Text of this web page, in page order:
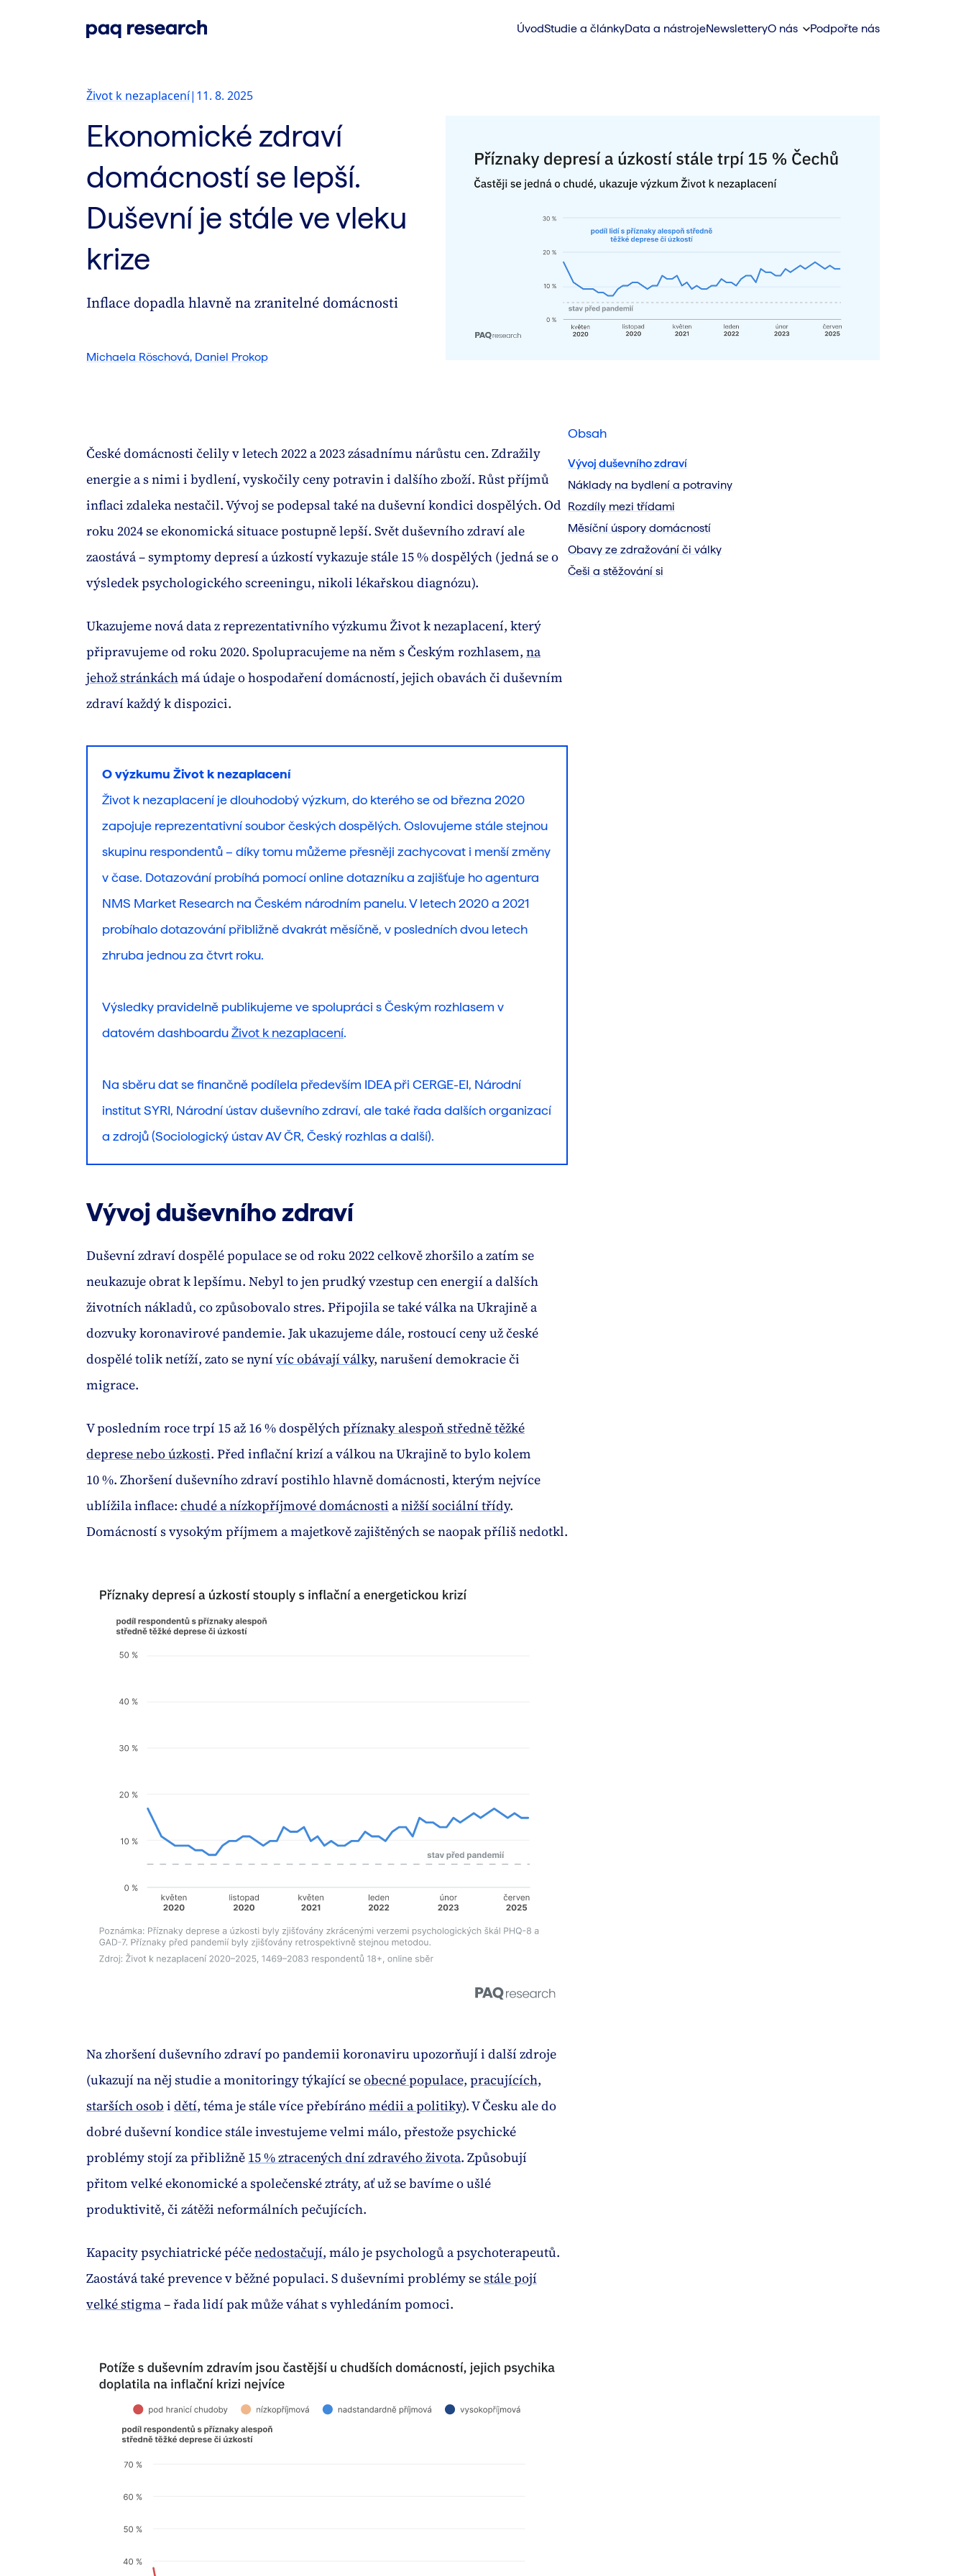
ÚvodStudie a článkyData a nástrojeNewsletteryO nás Podpořte nás
Život k nezaplacení| 11. 8. 2025
Ekonomické zdraví
domácností se lepší.
Duševní je stále ve vleku
krize
Inflace dopadla hlavně na zranitelné domácnosti
Michaela Röschová, Daniel Prokop
České domácnosti čelily v letech 2022 a 2023 zásadnímu nárůstu cen. Zdražily
energie a s nimi i bydlení, vyskočily ceny potravin i dalšího zboží. Růst příjmů
inflaci zdaleka nestačil. Vývoj se podepsal také na duševní kondici dospělých. Od
roku 2024 se ekonomická situace postupně lepší. Svět duševního zdraví ale
zaostává – symptomy depresí a úzkostí vykazuje stále 15 % dospělých (jedná se o
výsledek psychologického screeningu, nikoli lékařskou diagnózu).
Ukazujeme nová data z reprezentativního výzkumu Život k nezaplacení, který
připravujeme od roku 2020. Spolupracujeme na něm s Českým rozhlasem, na
jehož stránkáchmá údaje o hospodaření domácností, jejich obavách či duševním
zdraví každý k dispozici.
O výzkumu Život k nezaplacení
Život k nezaplacení je dlouhodobý výzkum, do kterého se od března 2020
zapojuje reprezentativní soubor českých dospělých. Oslovujeme stále stejnou
skupinu respondentů – díky tomu můžeme přesněji zachycovat i menší změny
v čase. Dotazování probíhá pomocí online dotazníku a zajišťuje ho agentura
NMS Market Research na Českém národním panelu. V letech 2020 a 2021
probíhalo dotazování přibližně dvakrát měsíčně, v posledních dvou letech
zhruba jednou za čtvrt roku.
Výsledky pravidelně publikujeme ve spolupráci s Českým rozhlasem v
datovém dashboarduŽivot k nezaplacení.
Na sběru dat se finančně podílela především IDEA při CERGE-EI, Národní
institut SYRI, Národní ústav duševního zdraví, ale také řada dalších organizací
a zdrojů (Sociologický ústav AV ČR, Český rozhlas a další).
Vývoj duševního zdraví
Duševní zdraví dospělé populace se od roku 2022 celkově zhoršilo a zatím se
neukazuje obrat k lepšímu. Nebyl to jen prudký vzestup cen energií a dalších
životních nákladů, co způsobovalo stres. Připojila se také válka na Ukrajině a
dozvuky koronavirové pandemie. Jak ukazujeme dále, rostoucí ceny už české
dospělé tolik netíží, zato se nyní víc obávají války, narušení demokracie či
migrace.
V posledním roce trpí 15 až 16 % dospělýchpříznaky alespoň středně těžké
deprese nebo úzkosti. Před inflační krizí a válkou na Ukrajině to bylo kolem
10 %. Zhoršení duševního zdraví postihlo hlavně domácnosti, kterým nejvíce
ublížila inflace: chudé a nízkopříjmové domácnosti anižší sociální třídy.
Domácností s vysokým příjmem a majetkově zajištěných se naopak příliš nedotkl.
Na zhoršení duševního zdraví po pandemii koronaviru upozorňují i další zdroje
(ukazují na něj studie a monitoringy týkající seobecné populace, pracujících,
starších osob i dětí, téma je stále více přebíránomédii a politiky). V Česku ale do
dobré duševní kondice stále investujeme velmi málo, přestože psychické
problémy stojí za přibližně 15 % ztracených dní zdravého života. Způsobují
přitom velké ekonomické a společenské ztráty, ať už se bavíme o ušlé
produktivitě, či zátěži neformálních pečujících.
Kapacity psychiatrické péčenedostačují, málo je psychologů a psychoterapeutů.
Zaostává také prevence v běžné populaci. S duševními problémy sestále pojí
velké stigma– řada lidí pak může váhat s vyhledáním pomoci.
Obsah
Vývoj duševního zdraví
Náklady na bydlení a potraviny
Rozdíly mezi třídami
Měsíční úspory domácností
Obavy ze zdražování či války
Češi a stěžování si